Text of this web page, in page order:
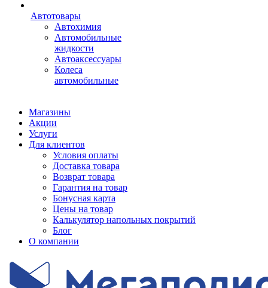
Автотовары
Автохимия
Автомобильные
жидкости
Автоаксессуары
Колеса
автомобильные
Магазины
Акции
Услуги
Для клиентов
Условия оплаты
Доставка товара
Возврат товара
Гарантия на товар
Бонусная карта
Цены на товар
Калькулятор напольных покрытий
Блог
О компании